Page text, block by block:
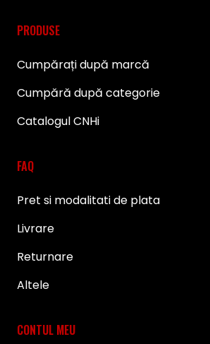
PRODUSE
Cumpărați după marcă
Cumpără după categorie
Catalogul CNHi
FAQ
Pret si modalitati de plata
Livrare
Returnare
Altele
CONTUL MEU